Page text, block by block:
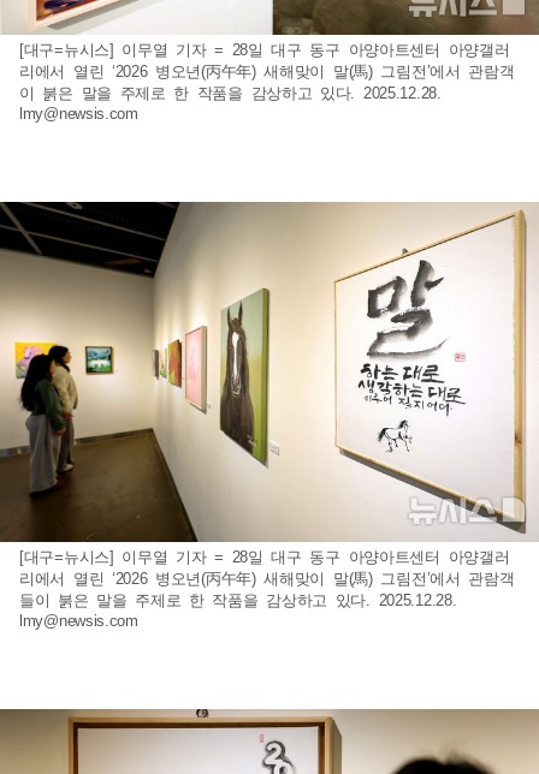
[대구=뉴시스] 이무열 기자 = 28일 대구 동구 아양아트센터 아양갤러
리에서 열린 ‘2026 병오년(丙午年) 새해맞이 말(馬) 그림전’에서 관람객
이 붉은 말을 주제로 한 작품을 감상하고 있다. 2025.12.28.
lmy@newsis.com
[대구=뉴시스] 이무열 기자 = 28일 대구 동구 아양아트센터 아양갤러
리에서 열린 ‘2026 병오년(丙午年) 새해맞이 말(馬) 그림전’에서 관람객
들이 붉은 말을 주제로 한 작품을 감상하고 있다. 2025.12.28.
lmy@newsis.com